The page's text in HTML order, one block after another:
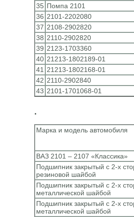
35 Помпа 2101
36 2101-2202080
37 2108-2902820
38 2110-2902820
39 2123-1703360
40 21213-1802189-01
41 21213-1802168-01
42 2110-2902840
43 2101-1701068-01
.
Марка и модель автомобиля
ВАЗ 2101 – 2107 «Классика»
Подшипник закрытый с 2-х
резиновой шайбой
Подшипник закрытый с 2-х
металлической шайбой
Подшипник закрытый с 2-х
металлической шайбой